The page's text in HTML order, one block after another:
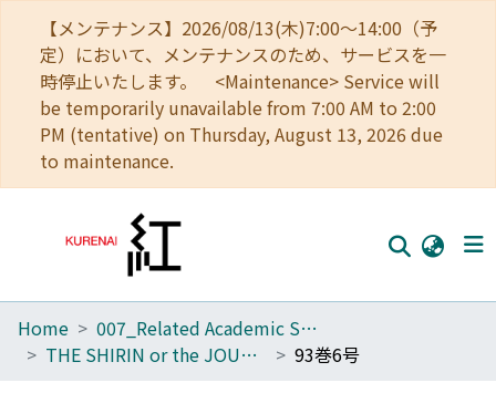
【メンテナンス】2026/08/13(木)7:00～14:00（予
定）において、メンテナンスのため、サービスを一
時停止いたします。 <Maintenance> Service will
be temporarily unavailable from 7:00 AM to 2:00
PM (tentative) on Thursday, August 13, 2026 due
to maintenance.
Home
Home
007_Related Academic Societies
THE SHIRIN or the JOURNAL OF HISTORY
93巻6号